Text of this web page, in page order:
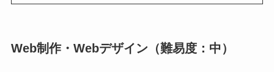
Web制作・Webデザイン（難易度：中）